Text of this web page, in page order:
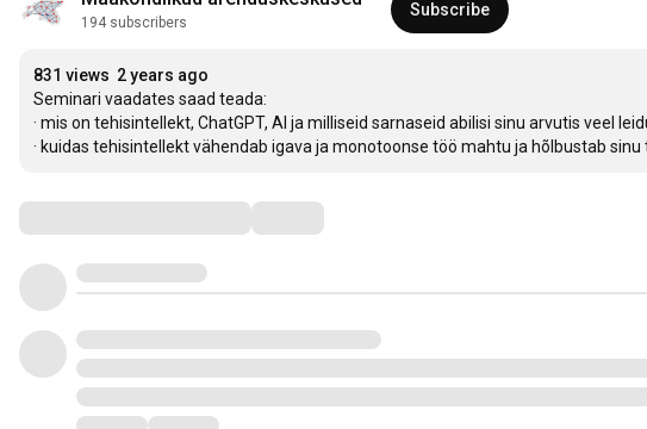
194 subscribers
Subscribe
831 views 2 years ago
Seminari vaadates saad teada:
· mis on tehisintellekt, ChatGPT, AI ja milliseid sarnaseid abilisi sinu arvutis veel
· kuidas tehisintellekt vähendab igava ja monotoonse töö mahtu ja hõlbustab sinu